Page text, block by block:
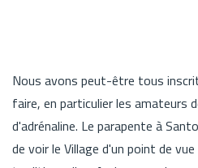
Nous avons peut-être tous
faire, en particulier les amateurs
d'adrénaline. Le parapente à
de voir le Village d'un point de